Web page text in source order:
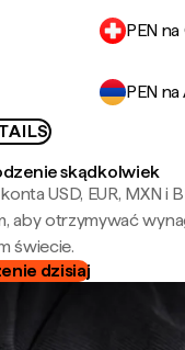
PEN na
PEN
skądkolwiek
USD, EUR, MXN i
aby otrzymywać
świecie.
dzisiaj